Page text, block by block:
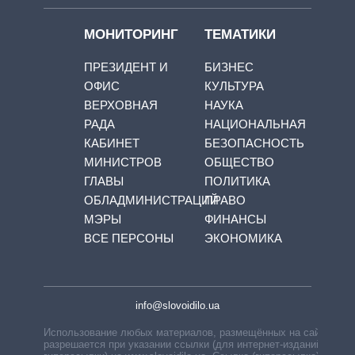
МОНИТОРИНГ
ПРЕЗИДЕНТ И
ОФИС
ВЕРХОВНАЯ
РАДА
КАБИНЕТ
МИНИСТРОВ
ГЛАВЫ
ОБЛАДМИНИСТРАЦИЙ
МЭРЫ
ВСЕ ПЕРСОНЫ
ТЕМАТИКИ
БИЗНЕС
КУЛЬТУРА
НАУКА
НАЦИОНАЛЬНАЯ
БЕЗОПАСНОСТЬ
ОБЩЕСТВО
ПОЛИТИКА
ПРАВО
ФИНАНСЫ
ЭКОНОМИКА
info@slovoidilo.ua
Использование любых материалов, размещённых на сайте,
разрешается при указании ссылки (для интернет-изданий —